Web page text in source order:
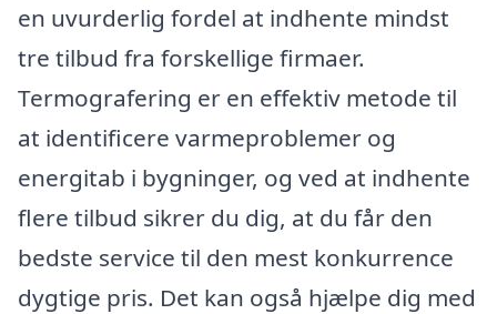
en uvurderlig fordel at indhente mindst
tre tilbud fra forskellige firmaer.
Termografering er en effektiv metode til
at identificere varmeproblemer og
energitab i bygninger, og ved at indhente
flere tilbud sikrer du dig, at du får den
bedste service til den mest konkurrence
dygtige pris. Det kan også hjælpe dig med